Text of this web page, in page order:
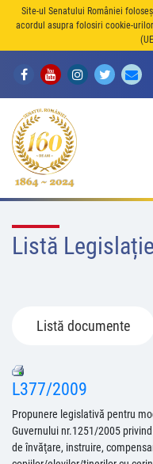
Site-ul Senatului României
acordul asupra folosiri cookie-
Listă Legislație
Listă documente
L377/2009
Propunere legislativă pentru
Guvernului nr.1251/2005
de învăţare, instruire,